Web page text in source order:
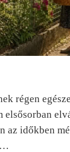
régen
elsősorban
az időkben